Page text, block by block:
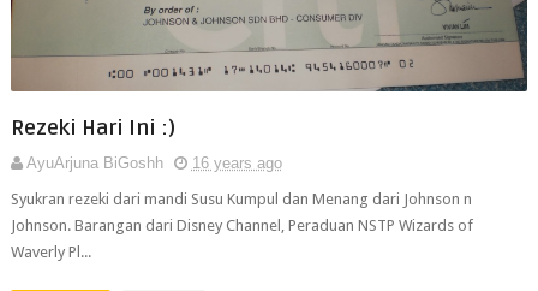
Rezeki Hari Ini :)
AyuArjuna BiGoshh
16 years ago
Syukran rezeki dari mandi Susu Kumpul dan Menang dari Johnson n
Johnson. Barangan dari Disney Channel, Peraduan NSTP Wizards of
Waverly Pl...